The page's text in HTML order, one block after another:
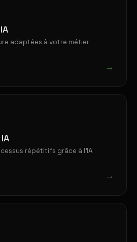
adaptées à votre métier
→
répétitifs grâce à l'IA
→